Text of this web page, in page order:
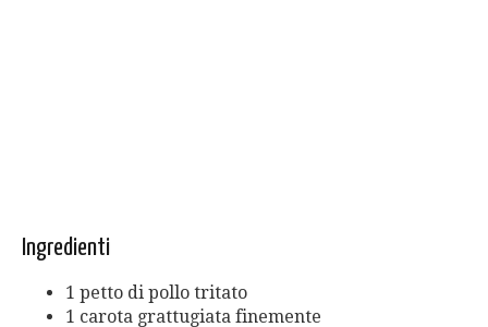
Ingredienti
1 petto di pollo tritato
1 carota grattugiata finemente